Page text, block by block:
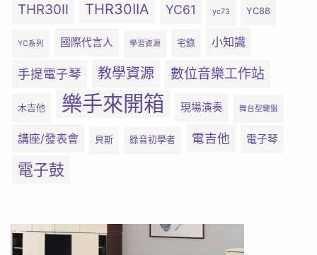
THR30II THR30IIA YC61 yc73 YC88
YC系列 國際代言人 學習資源 宅錄 小知識
手提電子琴 教學資源 數位音樂工作站
木吉他 樂手來開箱 現場演奏 舞台型鍵盤
講座/發表會 貝斯 錄音初學者 電吉他 電子琴
電子鼓